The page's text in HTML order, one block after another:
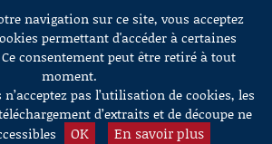
navigation sur ce site, vous acceptez
permettant d'accéder à certaines
consentement peut être retiré à tout
moment.
n’acceptez pas l’utilisation de cookies, les
d’extraits et de découpe ne
OK En savoir plus